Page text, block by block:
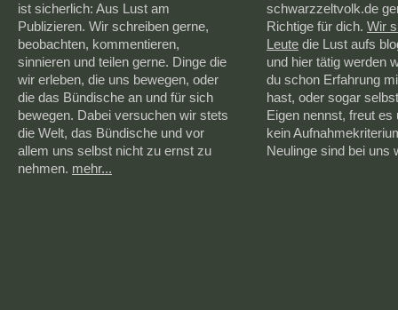
ist sicherlich: Aus Lust am
Publizieren. Wir schreiben gerne,
beobachten, kommentieren,
sinnieren und teilen gerne. Dinge die
wir erleben, die uns bewegen, oder
die das Bündische an und für sich
bewegen. Dabei versuchen wir stets
die Welt, das Bündische und vor
allem uns selbst nicht zu ernst zu
nehmen. mehr...
schwarzzeltvolk.de
Richtige für dich. Wir
Leute die Lust aufs
und hier tätig werden
du schon Erfahrung
hast, oder sogar
Eigen nennst, freut es
kein
Neulinge sind bei uns